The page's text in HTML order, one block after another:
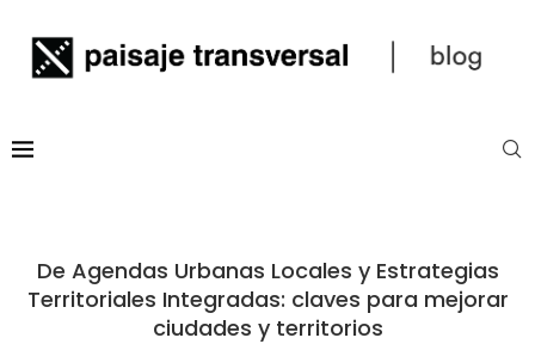
De Agendas Urbanas Locales y Estrategias
Territoriales Integradas: claves para mejorar
ciudades y territorios